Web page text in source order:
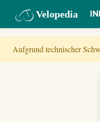
Velopedia
Aufgrund technischer